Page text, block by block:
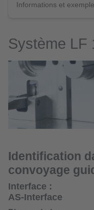
Informations et
Système LF
Identification
convoyage
Interface :
AS-Interface